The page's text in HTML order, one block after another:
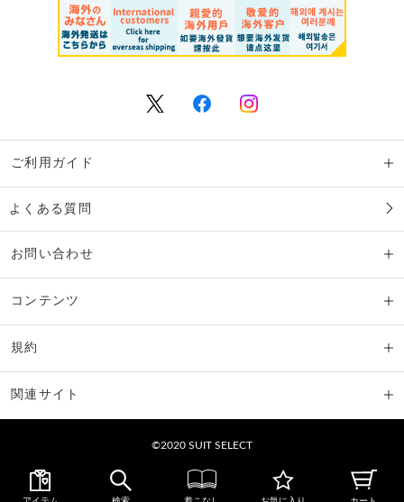
ご利用ガイド
よくある質問
お問い合わせ
コンテンツ
規約
関連サイト
©2020 SUIT SELECT